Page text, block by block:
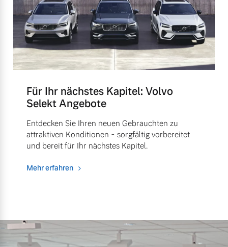
Für Ihr nächstes Kapitel: Volvo
Selekt Angebote
Entdecken Sie Ihren neuen Gebrauchten zu
attraktiven Konditionen - sorgfältig vorbereitet
und bereit für Ihr nächstes Kapitel.
Mehr erfahren